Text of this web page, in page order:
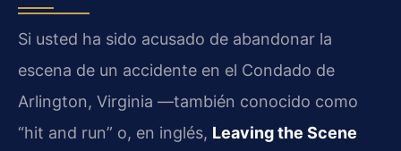
Si usted ha sido acusado de abandonar la
escena de un accidente en el Condado de
Arlington, Virginia —también conocido como
“hit and run” o, en inglés, Leaving the Scene